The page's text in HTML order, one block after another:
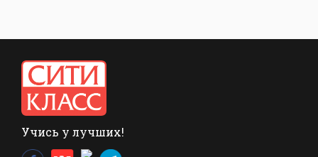
Учись у лучших!